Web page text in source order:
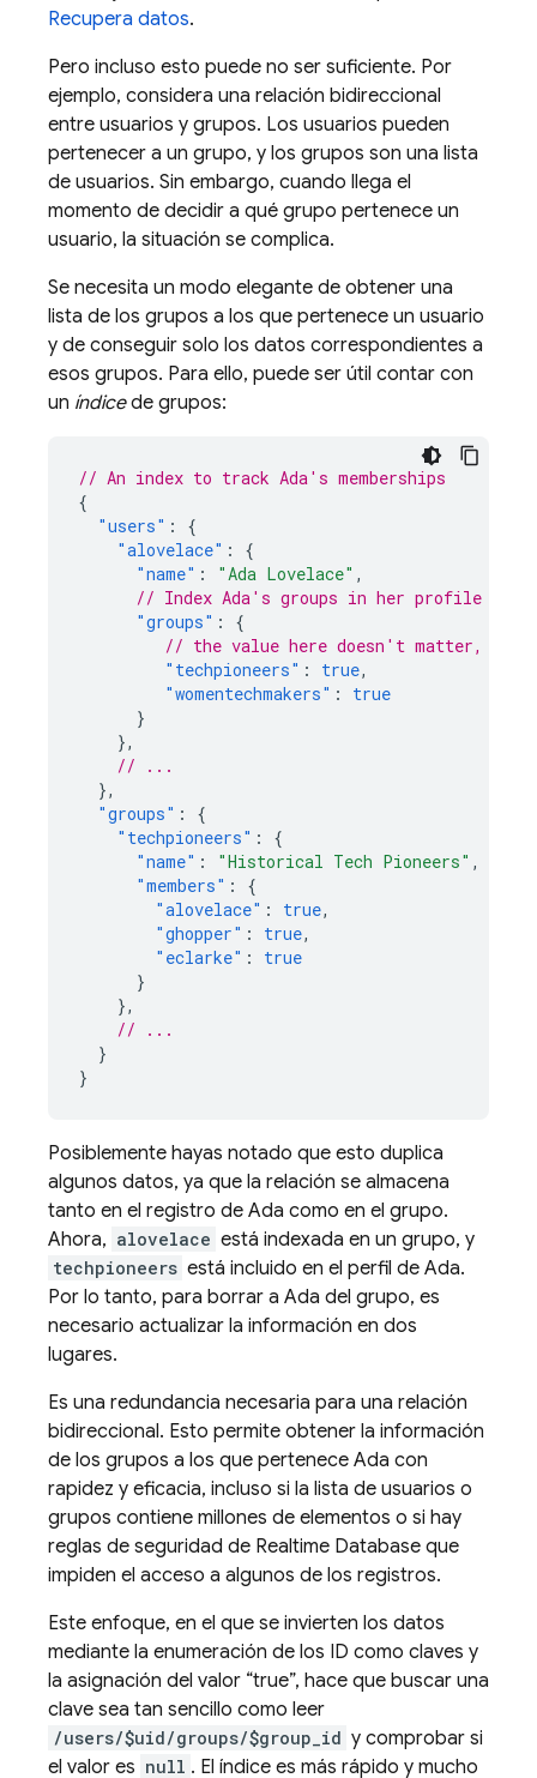
Recupera datos.
Pero incluso esto puede no ser suficiente. Por
ejemplo, considera una relación bidireccional
entre usuarios y grupos. Los usuarios pueden
pertenecer a un grupo, y los grupos son una lista
de usuarios. Sin embargo, cuando llega el
momento de decidir a qué grupo pertenece un
usuario, la situación se complica.
Se necesita un modo elegante de obtener una
lista de los grupos a los que pertenece un usuario
y de conseguir solo los datos correspondientes a
esos grupos. Para ello, puede ser útil contar con
un índicede grupos:
// An index to track Ada's memberships
{
"users" :
{
"alovelace" :
{
"name" : "Ada Lovelace" ,
// Index Ada's groups in her profile
"groups" :
{
// the value here doesn't matter,
"techpioneers" : true,
"womentechmakers" :
true
}
},
// ...
},
"groups" :
{
"techpioneers" :
{
"name" : "Historical Tech Pioneers" ,
"members" :
{
"alovelace" : true,
"ghopper" : true,
"eclarke" :
true
}
},
// ...
}
}
Posiblemente hayas notado que esto duplica
algunos datos, ya que la relación se almacena
tanto en el registro de Ada como en el grupo.
Ahora, alovelace está indexada en un grupo, y
techpioneers está incluido en el perfil de Ada.
Por lo tanto, para borrar a Ada del grupo, es
necesario actualizar la información en dos
lugares.
Es una redundancia necesaria para una relación
bidireccional. Esto permite obtener la información
de los grupos a los que pertenece Ada con
rapidez y eficacia, incluso si la lista de usuarios o
grupos contiene millones de elementos o si hay
reglas de seguridad de Realtime Database que
impiden el acceso a algunos de los registros.
Este enfoque, en el que se invierten los datos
mediante la enumeración de los ID como claves y
la asignación del valor “true”, hace que buscar una
clave sea tan sencillo como leer
/users/$uid/groups/$group_id y comprobar si
el valor es null . El índice es más rápido y mucho